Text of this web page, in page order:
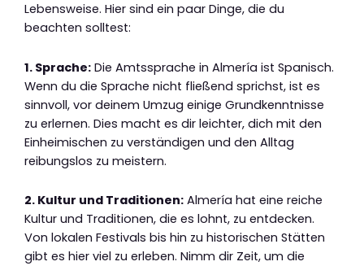
Lebensweise. Hier sind ein paar Dinge, die du
beachten solltest:
1. Sprache: Die Amtssprache in Almería ist Spanisch.
Wenn du die Sprache nicht fließend sprichst, ist es
sinnvoll, vor deinem Umzug einige Grundkenntnisse
zu erlernen. Dies macht es dir leichter, dich mit den
Einheimischen zu verständigen und den Alltag
reibungslos zu meistern.
2. Kultur und Traditionen: Almería hat eine reiche
Kultur und Traditionen, die es lohnt, zu entdecken.
Von lokalen Festivals bis hin zu historischen Stätten
gibt es hier viel zu erleben. Nimm dir Zeit, um die